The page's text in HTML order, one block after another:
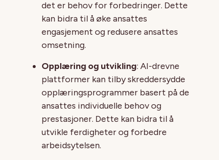
det er behov for forbedringer. Dette
kan bidra til å øke ansattes
engasjement og redusere ansattes
omsetning.
Opplæring og utvikling: AI-drevne
plattformer kan tilby skreddersydde
opplæringsprogrammer basert på de
ansattes individuelle behov og
prestasjoner. Dette kan bidra til å
utvikle ferdigheter og forbedre
arbeidsytelsen.